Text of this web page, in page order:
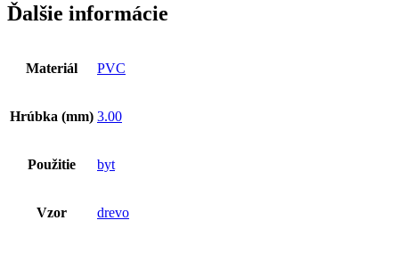
Ďalšie informácie
Materiál PVC
Hrúbka (mm) 3.00
Použitie byt
Vzor drevo